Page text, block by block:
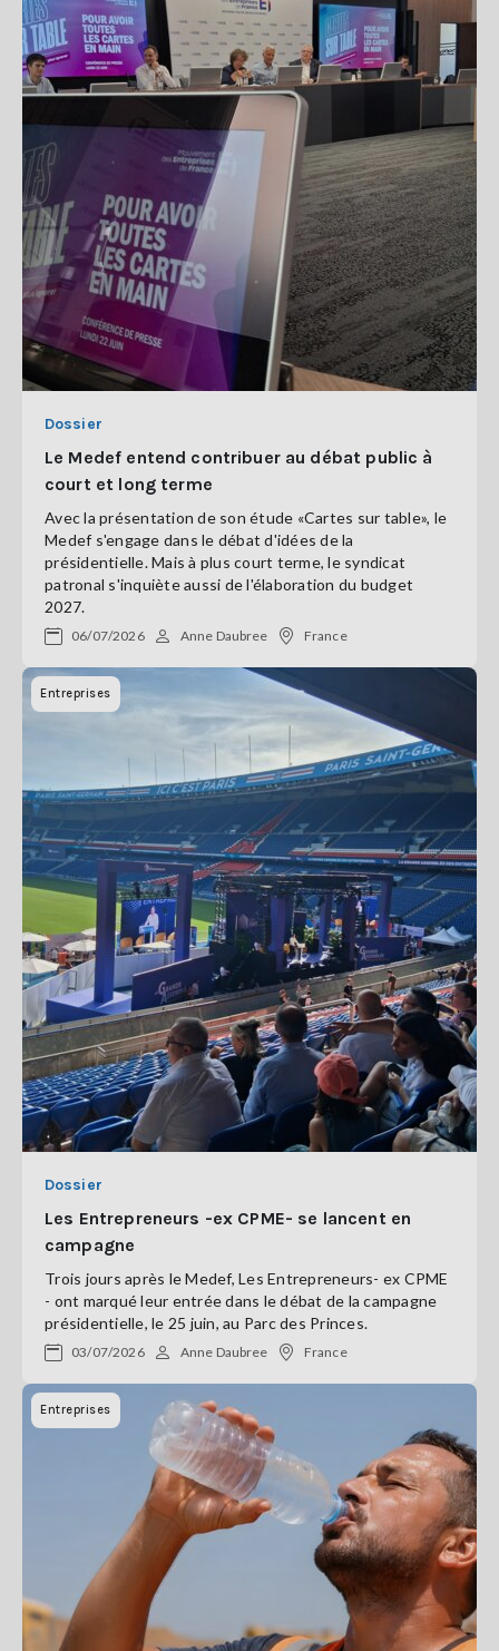
Dossier
Le Medef entend contribuer au débat public à
court et long terme
Avec la présentation de son étude «Cartes sur table», le
Medef s'engage dans le débat d'idées de la
présidentielle. Mais à plus court terme, le syndicat
patronal s'inquiète aussi de l'élaboration du budget
2027.
06/07/2026 Anne Daubree France
Entreprises
Dossier
Les Entrepreneurs -ex CPME- se lancent en
campagne
Trois jours après le Medef, Les Entrepreneurs- ex CPME
- ont marqué leur entrée dans le débat de la campagne
présidentielle, le 25 juin, au Parc des Princes.
03/07/2026 Anne Daubree France
Entreprises